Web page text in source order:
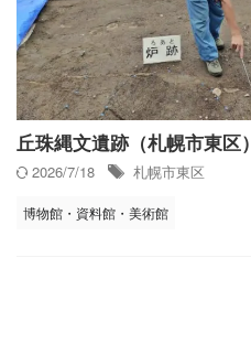
丘珠縄文遺跡（札幌市東区）
2026/7/18
札幌市東区
博物館・資料館・美術館